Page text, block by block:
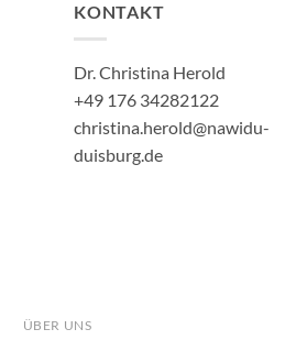
KONTAKT
Dr. Christina Herold
+49 176 34282122
christina.herold@nawidu-
duisburg.de
ÜBER UNS